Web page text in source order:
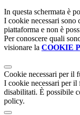
In questa schermata è
I cookie necessari
piattaforma e non è
Per conoscere quali
visionare la COOKIE
Cookie necessari per il
I cookie necessari per il
disabilitati. È possibile
policy.